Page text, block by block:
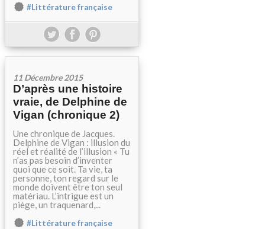
#Littérature française
11 Décembre 2015
D’après une histoire
vraie, de Delphine de
Vigan (chronique 2)
Une chronique de Jacques.
Delphine de Vigan : illusion du
réel et réalité de l’illusion « Tu
n’as pas besoin d’inventer
quoi que ce soit. Ta vie, ta
personne, ton regard sur le
monde doivent être ton seul
matériau. L’intrigue est un
piège, un traquenard,...
#Littérature française